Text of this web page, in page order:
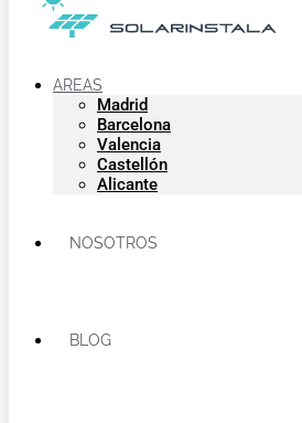
AREAS
Madrid
Barcelona
Valencia
Castellón
Alicante
NOSOTROS
BLOG